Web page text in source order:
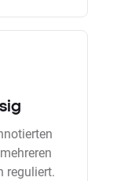
reguliert.